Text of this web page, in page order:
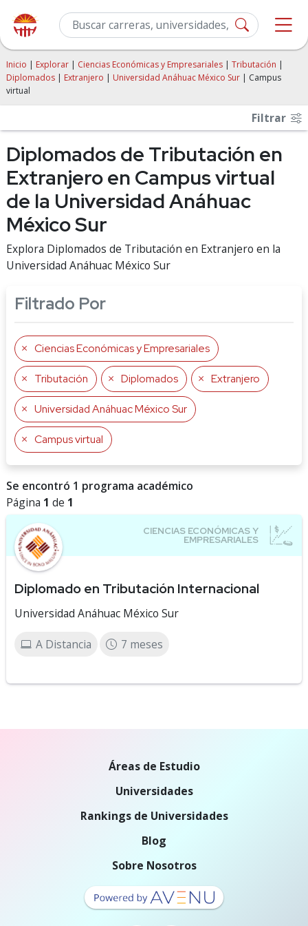
Inicio | Explorar | Ciencias Económicas y Empresariales | Tributación |
Diplomados | Extranjero | Universidad Anáhuac México Sur | Campus
virtual
Filtrar
Diplomados de Tributación en
Extranjero en Campus virtual
de la Universidad Anáhuac
México Sur
Explora Diplomados de Tributación en Extranjero en la
Universidad Anáhuac México Sur
Filtrado Por
Ciencias Económicas y Empresariales
Tributación Diplomados Extranjero
Universidad Anáhuac México Sur
Campus virtual
Se encontró 1 programa académico
Página 1 de 1
Diplomado en Tributación Internacional
Universidad Anáhuac México Sur
A Distancia 7 meses
Áreas de Estudio
Universidades
Rankings de Universidades
Blog
Sobre Nosotros